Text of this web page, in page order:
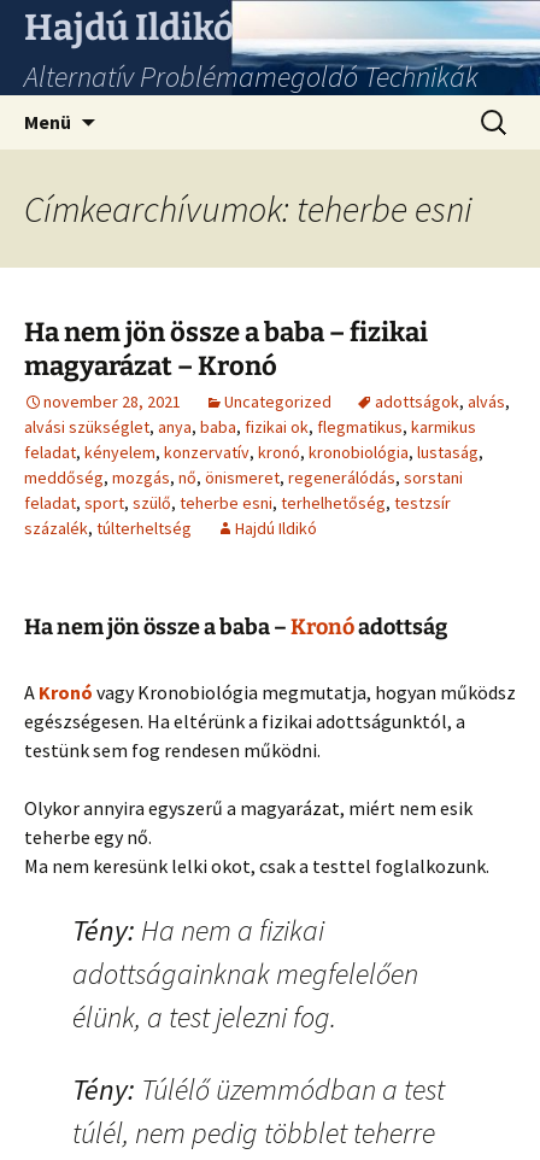
Hajdú Ildikó
Alternatív Problémamegoldó Technikák
Menü
Címkearchívumok: teherbe esni
Ha nem jön össze a baba – fizikai
magyarázat – Kronó
november 28, 2021 Uncategorized adottságok, alvás,
alvási szükséglet, anya, baba, fizikai ok, flegmatikus, karmikus
feladat, kényelem, konzervatív, kronó, kronobiológia, lustaság,
meddőség, mozgás, nő, önismeret, regenerálódás, sorstani
feladat, sport, szülő, teherbe esni, terhelhetőség, testzsír
százalék, túlterheltség Hajdú Ildikó
Ha nem jön össze a baba –Kronóadottság
A Kronó vagy Kronobiológia megmutatja, hogyan működsz
egészségesen. Ha eltérünk a fizikai adottságunktól, a
testünk sem fog rendesen működni.
Olykor annyira egyszerű a magyarázat, miért nem esik
teherbe egy nő.
Ma nem keresünk lelki okot, csak a testtel foglalkozunk.
Tény: Ha nem a fizikai
adottságainknak megfelelően
élünk, a test jelezni fog.
Tény: Túlélő üzemmódban a test
túlél, nem pedig többlet teherre